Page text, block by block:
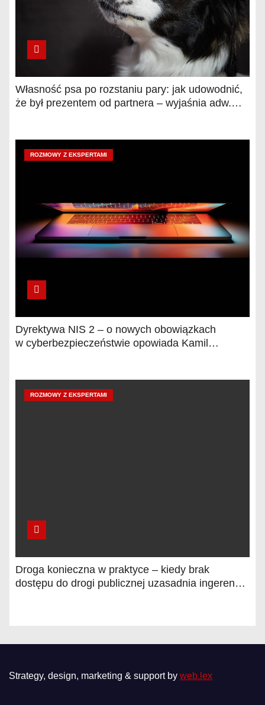
Własność psa po rozstaniu pary: jak udowodnić,
że był prezentem od partnera – wyjaśnia adw.
ROZMOWY Z EKSPERTAMI
Dyrektywa NIS 2 – o nowych obowiązkach
w cyberbezpieczeństwie opowiada Kamil
ROZMOWY Z EKSPERTAMI
Droga konieczna w praktyce – kiedy brak
dostępu do drogi publicznej uzasadnia ingerencję
Strategy, design, marketing & support by web.lex